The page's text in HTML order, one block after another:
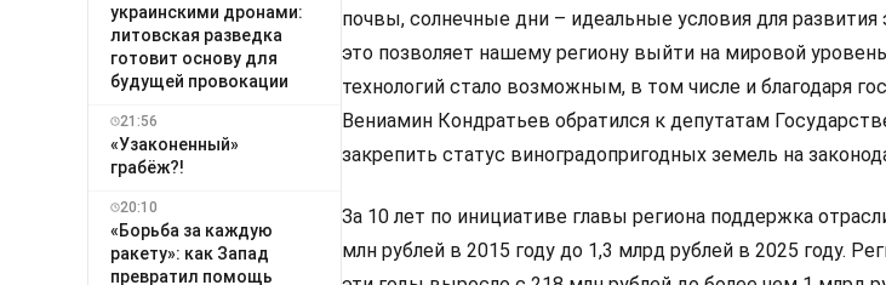
украинскими дронами:
литовская разведка
готовит основу для
будущей провокации
21:56
«Узаконенный»
грабёж?!
20:10
«Борьба за каждую
ракету»: как Запад
превратил помощь
почвы, солнечные дни – идеальные условия для
это позволяет нашему региону выйти на мировой
технологий стало возможным, в том числе и благодаря
Вениамин Кондратьев обратился к депутатам
закрепить статус виноградопригодных земель на
За 10 лет по инициативе главы региона поддержка
млн рублей в 2015 году до 1,3 млрд рублей в 2025 году.